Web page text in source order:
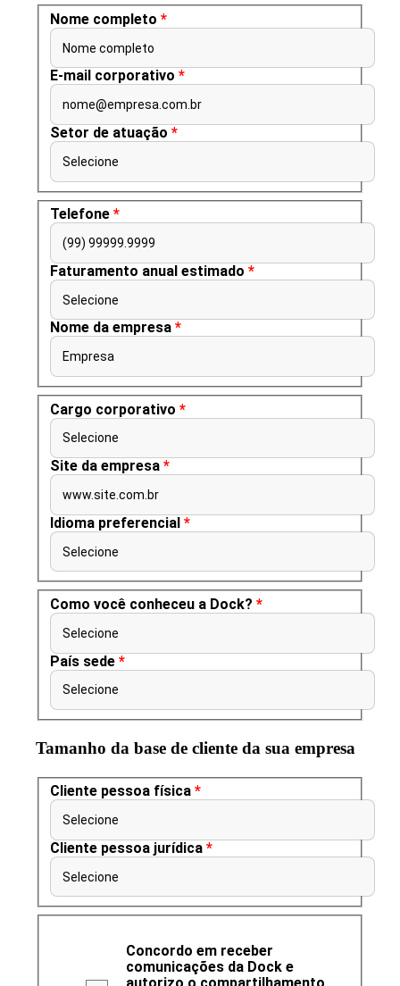
Nome completo *
Nome completo
E-mail corporativo *
nome@empresa.com.br
Setor de atuação *
Selecione
Telefone *
(99) 99999.9999
Faturamento anual estimado *
Selecione
Nome da empresa *
Empresa
Cargo corporativo *
Selecione
Site da empresa *
www.site.com.br
Idioma preferencial *
Selecione
Como você conheceu a Dock? *
Selecione
País sede *
Selecione
Tamanho da base de cliente da sua empresa
Cliente pessoa física *
Selecione
Cliente pessoa jurídica *
Selecione
Concordo em receber
comunicações da Dock e